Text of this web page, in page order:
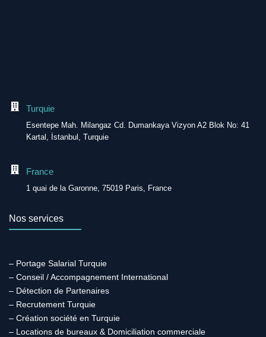
Turquie
Esentepe Mah. Milangaz Cd. Dumankaya Vizyon A2 Blok No: 41
Kartal, İstanbul, Turquie
France
1 quai de la Garonne, 75019 Paris, France
Nos services
– Portage Salarial Turquie
– Conseil / Accompagnement International
– Détection de Partenaires
– Recrutement Turquie
– Création société en Turquie
– Locations de bureaux & Domiciliation commerciale